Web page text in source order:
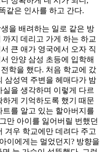
같은 인사를 하고 간다.
을 배려하는 일로 같은 방
지 데리고 가게 하는 하교
큰 애가 영국에서 오자 직
안양 삼성 초등에 입학해
학을 했다. 처음 학교에 갔
삼성역 주변을 헤매다가 밤
을 생각하며 이렇게 다르
게 기억하도록 했기 때문
를 알고 있는 할아버지를
만 아이를 잃어버릴 번했던
겨우 학교에만 데려다 주고
이에게는 멀었던지? 방향을